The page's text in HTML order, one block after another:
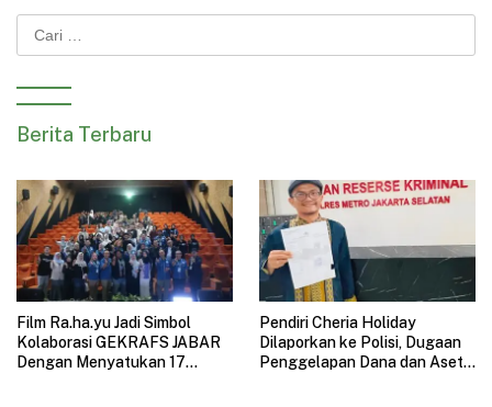
Berita Terbaru
Film Ra.ha.yu Jadi Simbol
Kolaborasi GEKRAFS JABAR
Dengan Menyatukan 17
Pendiri Cheria Holiday
Dilaporkan ke Polisi, Dugaan
Penggelapan Dana dan Aset